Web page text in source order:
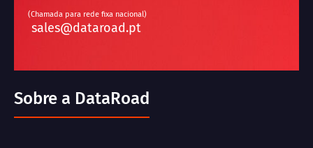
(Chamada para rede fixa nacional)
sales@dataroad.pt
Sobre a DataRoad